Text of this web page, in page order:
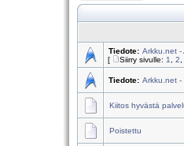
Tiedote: Arkku.net -
[
Siirry sivulle: 1 2
Tiedote: Arkku.net
Kiitos hyvästä
Poistettu